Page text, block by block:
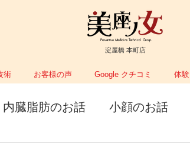
Preventive Medicine Technical Group
淀屋橋 本町店
術 お客様の声 Google クチコミ 体
内臓脂肪のお話 小顔のお話